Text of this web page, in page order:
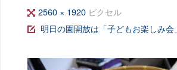
フ
ル
イ
2560 × 1920 ピクセル
明日の園開放は「子どもお楽しみ会」